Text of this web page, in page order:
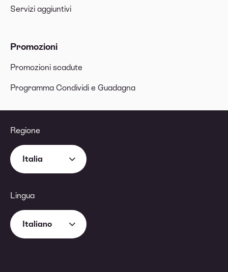
Servizi aggiuntivi
Promozioni
Promozioni scadute
Programma Condividi e Guadagna
Regione
Italia
Lingua
Italiano